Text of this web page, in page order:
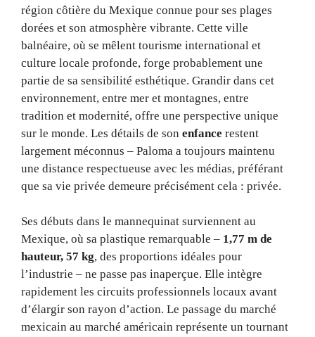
région côtière du Mexique connue pour ses plages
dorées et son atmosphère vibrante. Cette ville
balnéaire, où se mêlent tourisme international et
culture locale profonde, forge probablement une
partie de sa sensibilité esthétique. Grandir dans cet
environnement, entre mer et montagnes, entre
tradition et modernité, offre une perspective unique
sur le monde. Les détails de son enfance restent
largement méconnus – Paloma a toujours maintenu
une distance respectueuse avec les médias, préférant
que sa vie privée demeure précisément cela : privée.
Ses débuts dans le mannequinat surviennent au
Mexique, où sa plastique remarquable – 1,77 m de
hauteur, 57 kg, des proportions idéales pour
l’industrie – ne passe pas inaperçue. Elle intègre
rapidement les circuits professionnels locaux avant
d’élargir son rayon d’action. Le passage du marché
mexicain au marché américain représente un tournant